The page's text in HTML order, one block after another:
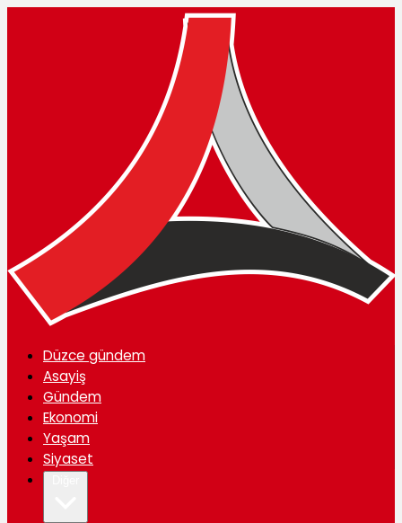
Düzce gündem
Asayiş
Gündem
Ekonomi
Yaşam
Siyaset